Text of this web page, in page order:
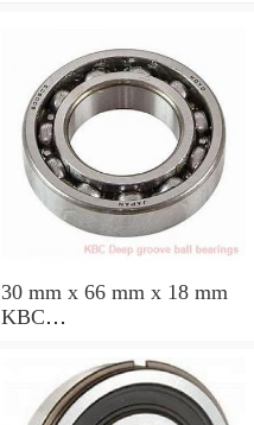
30 mm x 66 mm x 18 mm
KBC
X26G38 Rolamentos de
esferas profundas